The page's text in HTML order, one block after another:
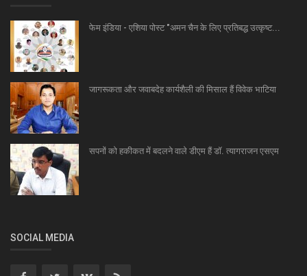
फेम इंडिया - एशिया पोस्ट "अमन चैन के लिए प्रतिबद्ध उत्कृष्ट...
जागरूकता और जवाबदेह कार्यशैली की मिसाल हैं विवेक भाटिया
सपनों को हकीकत में बदलने वाले डीएम हैं डॉ. त्यागराजन एसएम
SOCIAL MEDIA